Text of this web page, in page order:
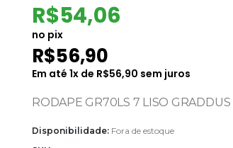
R$54,06
no pix
R$56,90
Em até 1x de R$56,90 sem juros
RODAPE GR70LS 7 LISO GRADDUS
Disponibilidade: Fora de estoque